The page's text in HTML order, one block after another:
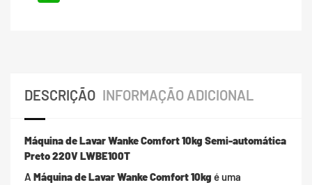
DESCRIÇÃO INFORMAÇÃO ADICIONAL
Máquina de Lavar Wanke Comfort 10kg Semi-automática
Preto 220V LWBE100T
A Máquina de Lavar Wanke Comfort 10kg é uma